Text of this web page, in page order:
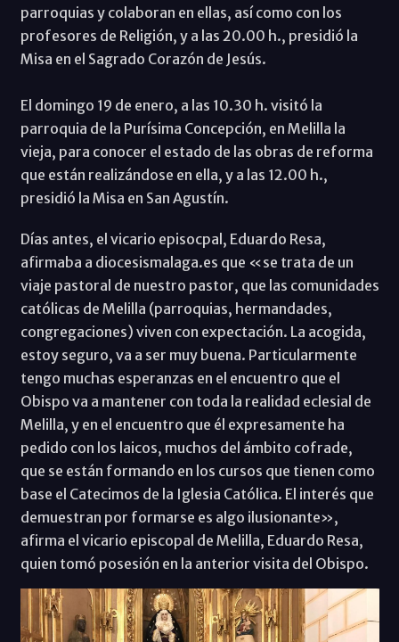
parroquias y colaboran en ellas, así como con los
profesores de Religión, y a las 20.00 h., presidió la
Misa en el Sagrado Corazón de Jesús.
El domingo 19 de enero, a las 10.30 h. visitó la
parroquia de la Purísima Concepción, en Melilla la
vieja, para conocer el estado de las obras de reforma
que están realizándose en ella, y a las 12.00 h.,
presidió la Misa en San Agustín.
Días antes, el vicario episocpal, Eduardo Resa,
afirmaba a diocesismalaga.es que «se trata de un
viaje pastoral de nuestro pastor, que las comunidades
católicas de Melilla (parroquias, hermandades,
congregaciones) viven con expectación. La acogida,
estoy seguro, va a ser muy buena. Particularmente
tengo muchas esperanzas en el encuentro que el
Obispo va a mantener con toda la realidad eclesial de
Melilla, y en el encuentro que él expresamente ha
pedido con los laicos, muchos del ámbito cofrade,
que se están formando en los cursos que tienen como
base el Catecimos de la Iglesia Católica. El interés que
demuestran por formarse es algo ilusionante»,
afirma el vicario episcopal de Melilla, Eduardo Resa,
quien tomó posesión en la anterior visita del Obispo.